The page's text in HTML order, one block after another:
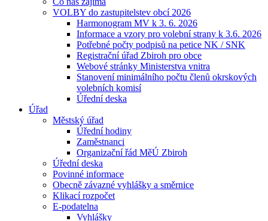
VOLBY do zastupitelstev obcí 2026
Harmonogram MV k 3. 6. 2026
Informace a vzory pro volební strany k 3.6. 2026
Potřebné počty podpisů na petice NK / SNK
Registrační úřad Zbiroh pro obce
Webové stránky Ministerstva vnitra
Stanovení minimálního počtu členů okrskových
volebních komisí
Úřední deska
Úřad
Městský úřad
Úřední hodiny
Zaměstnanci
Organizační řád MěÚ Zbiroh
Úřední deska
Povinné informace
Obecně závazné vyhlášky a směrnice
Klikací rozpočet
E-podatelna
Vyhlášky